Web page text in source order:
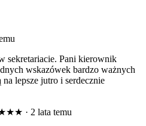
sekretariacie. Pani kierownik
wskazówek bardzo ważnych
lepsze jutro i serdecznie
· 2 lata temu